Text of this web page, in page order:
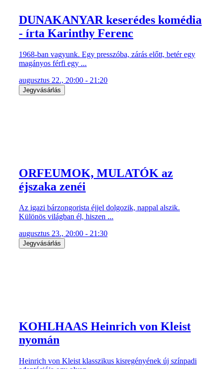
DUNAKANYAR keserédes komédia
- írta Karinthy Ferenc
1968-ban vagyunk. Egy presszóba, zárás előtt, betér egy
magányos férfi egy ...
augusztus 22., 20:00 - 21:20
Jegyvásárlás
ORFEUMOK, MULATÓK az
éjszaka zenéi
Az igazi bárzongorista éjjel dolgozik, nappal alszik.
Különös világban él, hiszen ...
augusztus 23., 20:00 - 21:30
Jegyvásárlás
KOHLHAAS Heinrich von Kleist
nyomán
Heinrich von Kleist klasszikus kisregényének új színpadi